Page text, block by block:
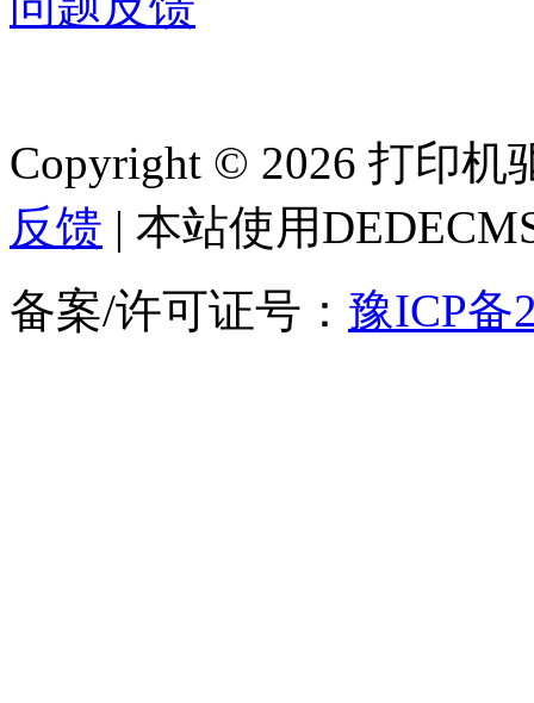
Copyright © 2026 打印
反馈 | 本站使用
备案/许可证号： 豫ICP备